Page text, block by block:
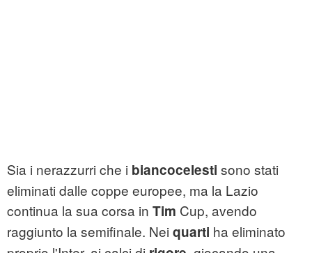
Sia i nerazzurri che i biancocelesti sono stati
eliminati dalle coppe europee, ma la Lazio
continua la sua corsa in Tim Cup, avendo
raggiunto la semifinale. Nei quarti ha eliminato